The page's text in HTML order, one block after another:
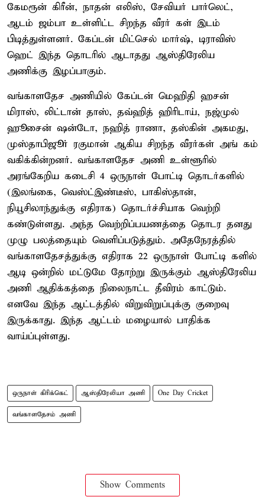
கேமரூன் கிரீன், நாதன் எலிஸ், சேவியர் பார்லெட்,
ஆடம் ஜம்பா உள்ளிட்ட சிறந்த வீரர் கள் இடம்
பிடித்துள்ளனர். கேப்டன் மிட்செல் மார்ஷ், டிராவிஸ்
ஹெட் இந்த தொடரில் ஆடாதது ஆஸ்திரேலிய
அணிக்கு இழப்பாகும்.
வங்காளதேச அணியில் கேப்டன் மெஹிதி ஹசன்
மிராஸ், லிட்டான் தாஸ், தவ்ஹித் ஹிரிடாய், நஜ்முல்
ஹூசைன் ஷன்டோ, நஹித் ராணா, தஸ்கின் அகமது,
முஸ்தாபிஜூர் ரகுமான் ஆகிய சிறந்த வீரர்கள் அங் கம்
வகிக்கின்றனர். வங்காளதேச அணி உள்ளூரில்
அரங்கேறிய கடைசி 4 ஒருநாள் போட்டி தொடர்களில்
(இலங்கை, வெஸ்ட்இண்டீஸ், பாகிஸ்தான்,
நியூசிலாந்துக்கு எதிராக) தொடர்ச்சியாக வெற்றி
கண்டுள்ளது. அந்த வெற்றிப்பயணத்தை தொடர தனது
முழு பலத்தையும் வெளிப்படுத்தும். அதேநேரத்தில்
வங்காளதேசத்துக்கு எதிராக 22 ஒருநாள் போட்டி களில்
ஆடி ஒன்றில் மட்டுமே தோற்று இருக்கும் ஆஸ்திரேலிய
அணி ஆதிக்கத்தை நிலைநாட்ட தீவிரம் காட்டும்.
எனவே இந்த ஆட்டத்தில் விறுவிறுப்புக்கு குறைவு
இருக்காது. இந்த ஆட்டம் மழையால் பாதிக்க
வாய்ப்புள்ளது.
ஒருநாள் கிரிக்கெட் ஆஸ்திரேலியா அணி One Day Cricket
வங்காளதேசம் அணி
Show Comments